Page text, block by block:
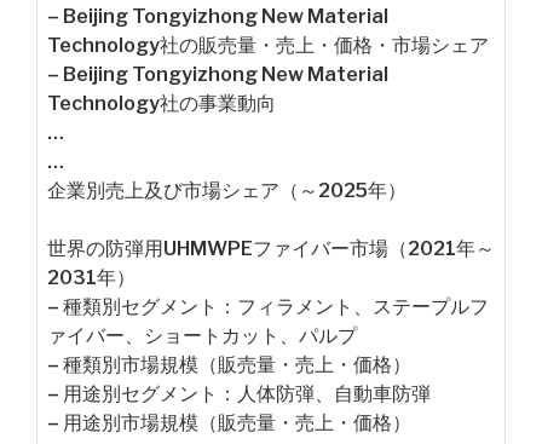
– Beijing Tongyizhong New Material
Technology社の販売量・売上・価格・市場シェア
– Beijing Tongyizhong New Material
Technology社の事業動向
…
…
企業別売上及び市場シェア（～2025年）
世界の防弾用UHMWPEファイバー市場（2021年～
2031年）
– 種類別セグメント：フィラメント、ステープルフ
ァイバー、ショートカット、パルプ
– 種類別市場規模（販売量・売上・価格）
– 用途別セグメント：人体防弾、自動車防弾
– 用途別市場規模（販売量・売上・価格）